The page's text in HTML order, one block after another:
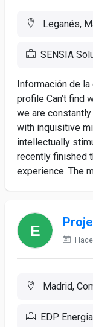
Leganés,
SENSIA
Información de la
profile Can’t find
we are
with inquisitive
intellectually
recently finished
experience. The
Madrid,
EDP